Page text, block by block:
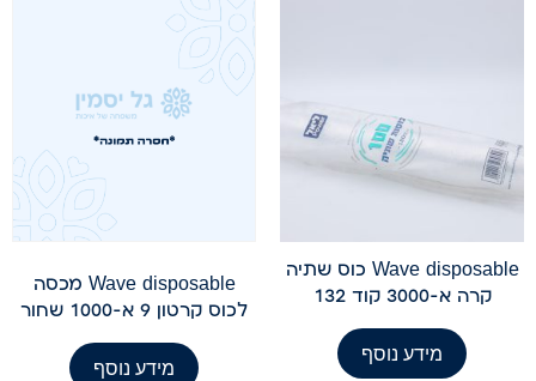
Wave disposable כוס שתיה
קרה א-3000 קוד 132
מידע נוסף
Wave disposable מכסה
לכוס קרטון 9 א-1000 שחור
מידע נוסף